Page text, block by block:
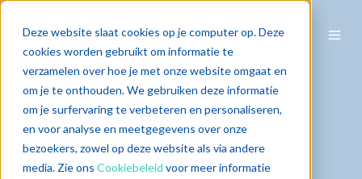
Deze website slaat cookies op je computer op. Deze
cookies worden gebruikt om informatie te
verzamelen over hoe je met onze website omgaat en
om je te onthouden. We gebruiken deze informatie
om je surfervaring te verbeteren en personaliseren,
en voor analyse en meetgegevens over onze
bezoekers, zowel op deze website als via andere
media. Zie ons Cookiebeleid voor meer informatie